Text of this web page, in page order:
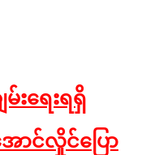
းရေးရရှိ
ာင်လှိုင်ပြော